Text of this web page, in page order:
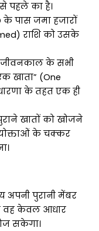
पहले का है।
के पास जमा हजारों
राशि को उसके
के सभी
खाता” (One
के तहत एक ही
खातों को खोजने
के चक्कर
अपनी पुरानी मेंबर
वह केवल आधार
सकेगा।